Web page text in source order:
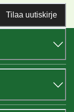
Tilaa uutiskirje